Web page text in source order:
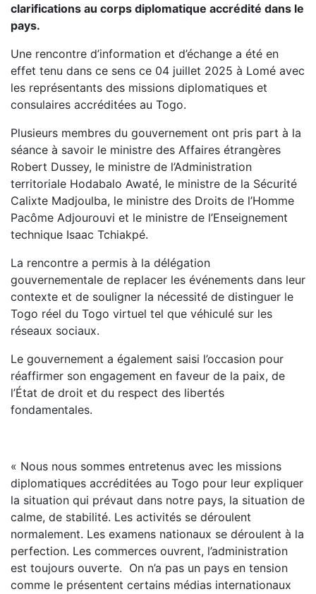
clarifications au corps diplomatique accrédité dans le
pays.
Une rencontre d’information et d’échange a été en
effet tenu dans ce sens ce 04 juillet 2025 à Lomé avec
les représentants des missions diplomatiques et
consulaires accréditées au Togo.
Plusieurs membres du gouvernement ont pris part à la
séance à savoir le ministre des Affaires étrangères
Robert Dussey, le ministre de l’Administration
territoriale Hodabalo Awaté, le ministre de la Sécurité
Calixte Madjoulba, le ministre des Droits de l’Homme
Pacôme Adjourouvi et le ministre de l’Enseignement
technique Isaac Tchiakpé.
La rencontre a permis à la délégation
gouvernementale de replacer les événements dans leur
contexte et de souligner la nécessité de distinguer le
Togo réel du Togo virtuel tel que véhiculé sur les
réseaux sociaux.
Le gouvernement a également saisi l’occasion pour
réaffirmer son engagement en faveur de la paix, de
l’État de droit et du respect des libertés
fondamentales.
« Nous nous sommes entretenus avec les missions
diplomatiques accréditées au Togo pour leur expliquer
la situation qui prévaut dans notre pays, la situation de
calme, de stabilité. Les activités se déroulent
normalement. Les examens nationaux se déroulent à la
perfection. Les commerces ouvrent, l’administration
est toujours ouverte. On n’a pas un pays en tension
comme le présentent certains médias internationaux